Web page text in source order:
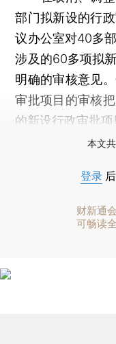
部门拟新设的行
议办公室对40多
涉及的60多项拟
明确的审核意见
审批项目的审核
的新设行政审批项
本文
登录
财新通
可畅读